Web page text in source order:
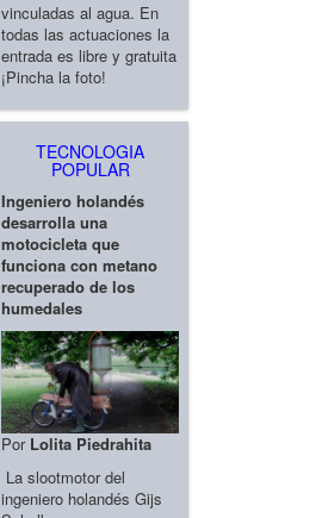
vinculadas al agua. En
todas las actuaciones la
entrada es libre y gratuita
¡Pincha la foto!
TECNOLOGIA
POPULAR
Ingeniero holandés
desarrolla una
motocicleta que
funciona con metano
recuperado de los
humedales
Por Lolita Piedrahita
La slootmotor del
ingeniero holandés Gijs